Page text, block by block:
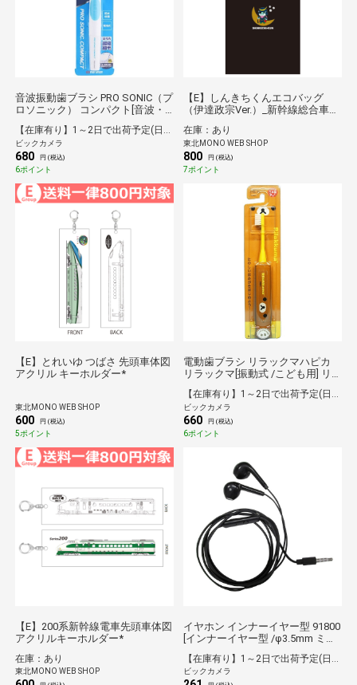
音波振動歯ブラシ PRO SONIC（プ
ロソニック） コンパクト[音波・
超音波式] ブルー DH310BL [音
波・超音波式]
【在庫有り】1～2日で出荷予定(日付指定可)
ビックカメラ
680 円 (税込)
6ポイント
【E】しんきちくんエコバッグ
（伊達政宗Ver.）_新幹線総合車両
在庫：あり
東北MONO WEB SHOP
800 円 (税込)
7ポイント
【E】とれいゆ つばさ 先頭車体図
アクリル キーホルダー*
東北MONO WEB SHOP
600 円 (税込)
5ポイント
電動歯ブラシ リラックマハピカ
リラックマ[振動式 /こども用] リ
ラックマハピカ リラックマ DBK-
5BR-RK [振動式 /こども用]
[DBK5BRRK]
【在庫有り】1～2日で出荷予定(日付指定可)
ビックカメラ
660 円 (税込)
6ポイント
【E】200系新幹線電車先頭車体図
アクリルキーホルダー*
在庫：あり
東北MONO WEB SHOP
イヤホン インナーイヤー型 91800
[インナーイヤー型 /φ3.5mm ミニ
ビックカメラ